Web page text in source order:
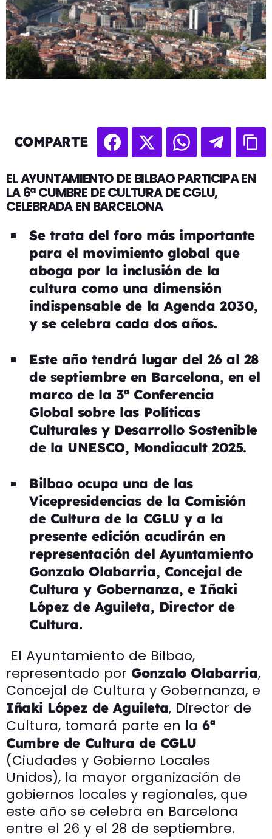
COMPARTE
EL AYUNTAMIENTO DE BILBAO PARTICIPA EN
LA 6ª CUMBRE DE CULTURA DE CGLU,
CELEBRADA EN BARCELONA
Se trata del foro más importante
para el movimiento global que
aboga por la inclusión de la
cultura como una dimensión
indispensable de la Agenda 2030,
y se celebra cada dos años.
Este año tendrá lugar del 26 al 28
de septiembre en Barcelona, en el
marco de la 3ª Conferencia
Global sobre las Políticas
Culturales y Desarrollo Sostenible
de la UNESCO, Mondiacult 2025.
Bilbao ocupa una de las
Vicepresidencias de la Comisión
de Cultura de la CGLU y a la
presente edición acudirán en
representación del Ayuntamiento
Gonzalo Olabarria, Concejal de
Cultura y Gobernanza, e Iñaki
López de Aguileta, Director de
Cultura.
El Ayuntamiento de Bilbao,
representado por Gonzalo Olabarria,
Concejal de Cultura y Gobernanza, e
Iñaki López de Aguileta, Director de
Cultura, tomará parte en la 6ª
Cumbre de Cultura de CGLU
(Ciudades y Gobierno Locales
Unidos), la mayor organización de
gobiernos locales y regionales, que
este año se celebra en Barcelona
entre el 26 y el 28 de septiembre.